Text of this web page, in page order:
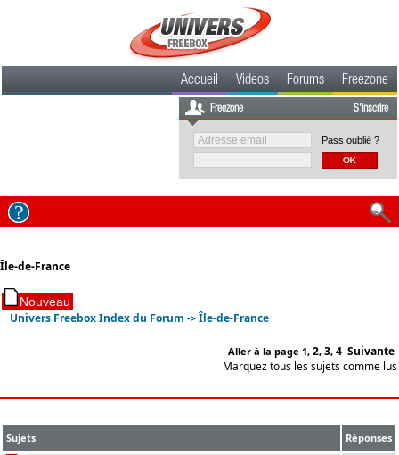
Accueil Videos Forums Freezone
Freezone S'inscrire
Pass oublié ?
Île-de-France
Univers Freebox Index du Forum ->Île-de-France
Aller à la page 1, 2, 3, 4 Suivante
Marquez tous les sujets comme lus
Sujets Réponses